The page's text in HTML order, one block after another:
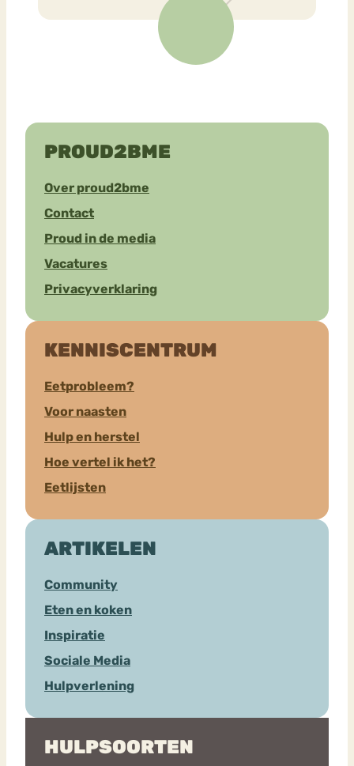
PROUD2BME
Over proud2bme
Contact
Proud in de media
Vacatures
Privacyverklaring
KENNISCENTRUM
Eetprobleem?
Voor naasten
Hulp en herstel
Hoe vertel ik het?
Eetlijsten
ARTIKELEN
Community
Eten en koken
Inspiratie
Sociale Media
Hulpverlening
HULPSOORTEN